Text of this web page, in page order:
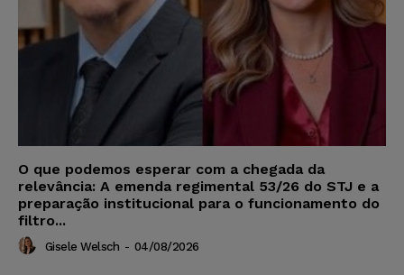
O que podemos esperar com a chegada da
relevância: A emenda regimental 53/26 do STJ e a
preparação institucional para o funcionamento do
filtro...
Gisele Welsch - 04/08/2026